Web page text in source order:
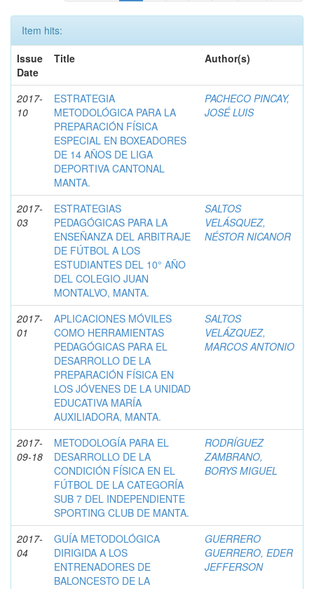
Item hits:
Issue
Date
Title Author(s)
2017-
10
ESTRATEGIA
METODOLÓGICA PARA LA
PREPARACIÓN FÍSICA
ESPECIAL EN BOXEADORES
DE 14 AÑOS DE LIGA
DEPORTIVA CANTONAL
MANTA.
PACHECO PINCAY,
JOSÉ LUIS
2017-
03
ESTRATEGIAS
PEDAGÓGICAS PARA LA
ENSEÑANZA DEL ARBITRAJE
DE FÚTBOL A LOS
ESTUDIANTES DEL 10° AÑO
DEL COLEGIO JUAN
MONTALVO, MANTA.
SALTOS
VELÁSQUEZ,
NÉSTOR NICANOR
2017-
01
APLICACIONES MÓVILES
COMO HERRAMIENTAS
PEDAGÓGICAS PARA EL
DESARROLLO DE LA
PREPARACIÓN FÍSICA EN
LOS JÓVENES DE LA UNIDAD
EDUCATIVA MARÍA
AUXILIADORA, MANTA.
SALTOS
VELÁZQUEZ,
MARCOS ANTONIO
2017-
09-18
METODOLOGÍA PARA EL
DESARROLLO DE LA
CONDICIÓN FÍSICA EN EL
FÚTBOL DE LA CATEGORÍA
SUB 7 DEL INDEPENDIENTE
SPORTING CLUB DE MANTA.
RODRÍGUEZ
ZAMBRANO,
BORYS MIGUEL
2017-
04
GUÍA METODOLÓGICA
DIRIGIDA A LOS
ENTRENADORES DE
BALONCESTO DE LA
GUERRERO
GUERRERO, EDER
JEFFERSON